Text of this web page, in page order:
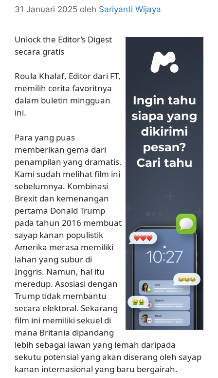
31 Januari 2025 oleh Sariyanti Wijaya
Unlock the Editor’s Digest
secara gratis
Roula Khalaf, Editor dari FT,
memilih cerita favoritnya
dalam buletin mingguan
ini.
Para yang puas
memberikan gema dari
penampilan yang dramatis.
Kami sudah melihat film ini
sebelumnya. Kombinasi
Brexit dan kemenangan
pertama Donald Trump
pada tahun 2016 membuat
sayap kanan populistik
Amerika merasa memiliki
lahan yang subur di
Inggris. Namun, hal itu
meredup. Asosiasi dengan
Trump tidak membantu
secara elektoral. Sekarang
film ini memiliki sekuel di
mana Britania dipandang
lebih sebagai lawan yang lemah daripada
sekutu potensial yang akan diserang oleh sayap
kanan internasional yang baru bergairah.